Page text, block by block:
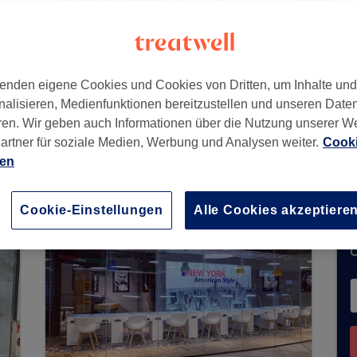
keine Buchungen über Treatwell entgegen.
Ihrer Nähe zu finden. Dort warten viele
eigene Cookies und Cookies von Dritten, um Inhalte
Medienfunktionen bereitzustellen und unseren
Wir geben auch Informationen über die Nutzung unserer
für soziale Medien, Werbung und Analysen weiter.
Cookie-Einstellungen Alle Cookies akzeptieren